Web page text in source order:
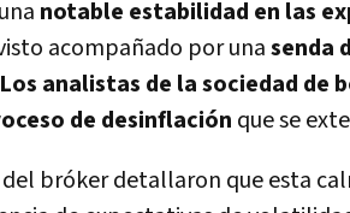
notable estabilidad en las
acompañado por unasenda
Los analistas de la sociedad de
de desinflación que se
del bróker detallaron que esta